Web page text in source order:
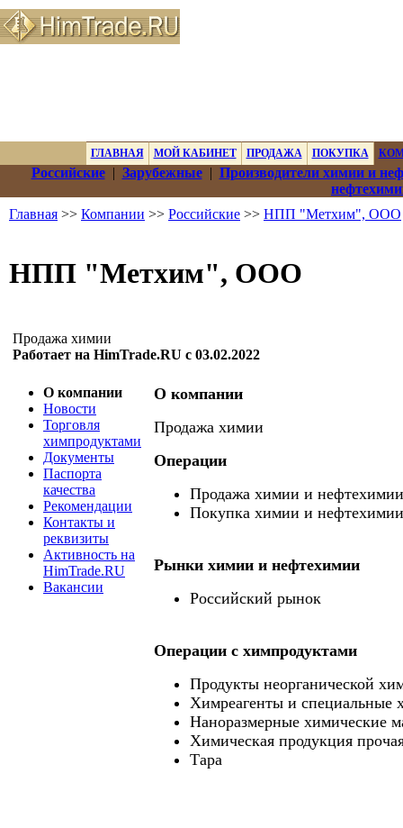
ГЛАВНАЯ МОЙ КАБИНЕТ ПРОДАЖА ПОКУПКА
Российские| Зарубежные| Производители химии и
Главная >> Компании >> Российские >> НПП "Метхим", ООО
НПП "Метхим", ООО
Продажа химии
Работает на HimTrade.RU с 03.02.2022
О компании
Новости
Торговля
химпродуктами
Документы
Паспорта
качества
Рекомендации
Контакты и
реквизиты
Активность на
HimTrade.RU
Вакансии
О компании
Продажа химии
Операции
Продажа химии и нефтехимии
Покупка химии и нефтехимии
Рынки химии и нефтехимии
Российский рынок
Операции c химпродуктами
Продукты неорганической
Химреагенты и специальные
Наноразмерные химические
Химическая продукция
Тара